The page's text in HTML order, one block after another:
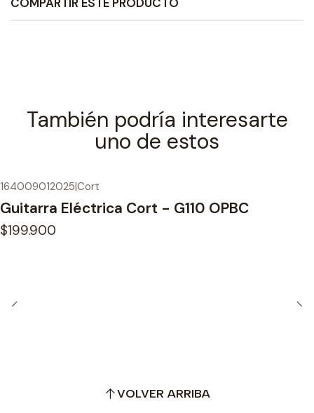
También podría interesarte
uno de estos
164009012025|Cort
Guitarra Eléctrica Cort - G110 OPBC
$199.900
VOLVER ARRIBA